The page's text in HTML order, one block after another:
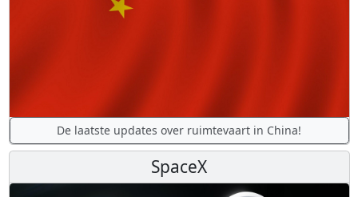
De laatste updates over ruimtevaart in China!
SpaceX